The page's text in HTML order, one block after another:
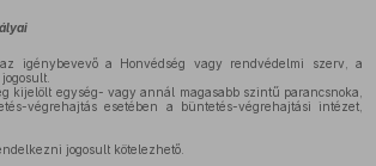
igénybevevő a Honvédség vagy rendvédelmi szerv, a
kijelölt egység- vagy annál magasabb szintű parancsnoka,
végrehajtás esetében a büntetés-végrehajtási intézet,
jogosult kötelezhető.